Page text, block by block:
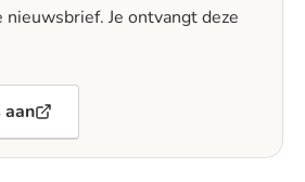
nieuwsbrief. Je ontvangt deze
aan